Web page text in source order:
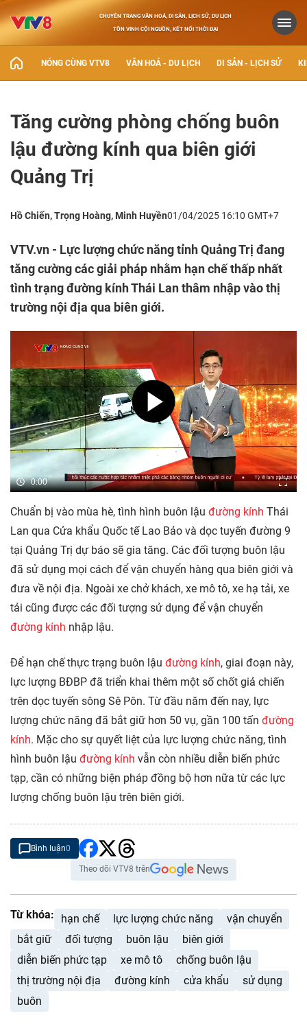
CHUYÊN TRANG VĂN HOÁ, DI SẢN, LỊCH SỬ, DU LỊCH
TÔN VINH CỘI NGUỒN, KẾT NỐI THỜI ĐẠI
NÓNG CÙNG VTV8 VĂN HOÁ - DU LỊCH DI SẢN - LỊCH SỬ
Tăng cường phòng chống buôn
lậu đường kính qua biên giới
Quảng Trị
Hồ Chiến, Trọng Hoàng, Minh Huyền01/04/2025 16:10 GMT+7
VTV.vn - Lực lượng chức năng tỉnh Quảng Trị đang
tăng cường các giải pháp nhằm hạn chế thấp nhất
tình trạng đường kính Thái Lan thâm nhập vào thị
trường nội địa qua biên giới.
0:00
Chuẩn bị vào mùa hè, tình hình buôn lậu đường kính Thái
Lan qua Cửa khẩu Quốc tế Lao Bảo và dọc tuyến đường 9
tại Quảng Trị dự báo sẽ gia tăng. Các đối tượng buôn lậu
đã sử dụng mọi cách để vận chuyển hàng qua biên giới và
đưa về nội địa. Ngoài xe chở khách, xe mô tô, xe hạ tải, xe
tải cũng được các đối tượng sử dụng để vận chuyển
đường kính nhập lậu.
Để hạn chế thực trạng buôn lậu đường kính, giai đoạn này,
lực lượng BĐBP đã triển khai thêm một số chốt giả chiến
trên dọc tuyến sông Sê Pôn. Từ đầu năm đến nay, lực
lượng chức năng đã bắt giữ hơn 50 vụ, gần 100 tấn đường
kính. Mặc cho sự quyết liệt của lực lượng chức năng, tình
hình buôn lậu đường kính vẫn còn nhiều diễn biến phức
tạp, cần có những biện pháp đồng bộ hơn nữa từ các lực
lượng chống buôn lậu trên biên giới.
Bình luận0
Theo dõi VTV8 trên
Từ khóa: hạn chế lực lượng chức năng
vận chuyển
bắt giữ
đối tượng buôn lậu
biên giới
diễn biến phức tạp
xe mô tô
chống buôn lậu
thị trường nội địa
đường kính cửa khẩu
sử dụng
buôn